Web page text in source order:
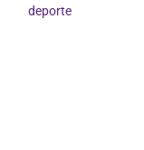
deporte